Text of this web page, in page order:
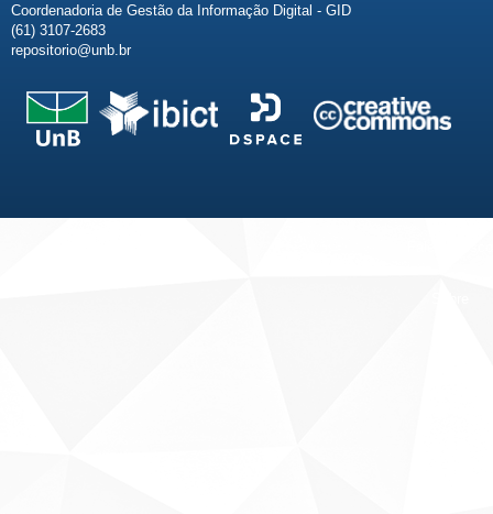
Coordenadoria de Gestão da Informação Digital - GID
(61) 3107-2683
repositorio@unb.br